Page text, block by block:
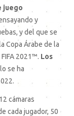
juego
y
y del que se
Copa Árabe de la
2021™. Los
se ha
cámaras
cada jugador, 50